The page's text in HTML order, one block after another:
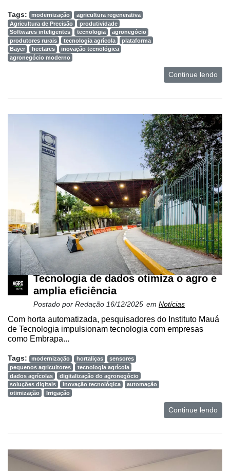
Tags: modernização
agricultura regenerativa
Agricultura de Precisão
produtividade
Softwares inteligentes
tecnologia
agronegócio
produtores rurais
tecnologia agrícola
plataforma
Bayer
hectares
inovação tecnológica
agronegócio moderno
Continue lendo
Tecnologia de dados otimiza o agro e
amplia eficiência
Postado por Redação 16/12/2025 em Notícias
Com horta automatizada, pesquisadores do Instituto Mauá
de Tecnologia impulsionam tecnologia com empresas
como Embrapa...
Tags: modernização hortaliças
sensores
pequenos agricultores
tecnologia agrícola
dados agrícolas
digitalização do agronegócio
soluções digitais
inovação tecnológica
automação
otimização
Irrigação
Continue lendo